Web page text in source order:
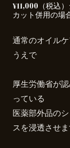
¥11,000（税込
カット併用の場
通常のオイル
うえで
厚生労働省が
っている
医薬部外品の
スを浸透させま